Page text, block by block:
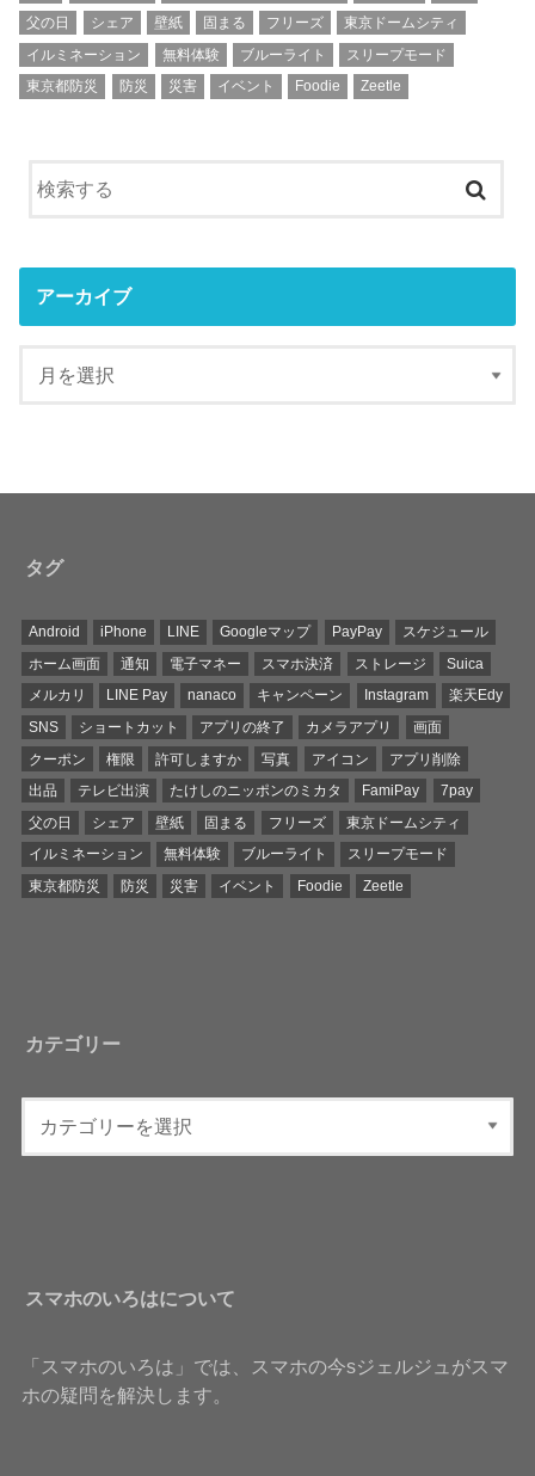
父の日
シェア 壁紙 固まる フリーズ
東京ドームシティ
イルミネーション
無料体験 ブルーライト
スリープモード
東京都防災
防災 災害 イベント Foodie Zeetle
アーカイブ
タグ
Android iPhone LINE Googleマップ PayPay
スケジュール
ホーム画面
通知 電子マネー スマホ決済 ストレージ
Suica
メルカリ
LINE Pay nanaco キャンペーン Instagram
楽天Edy
SNS
ショートカット アプリの終了 カメラアプリ
画面
クーポン
権限 許可しますか 写真 アイコン
アプリ削除
出品
テレビ出演 たけしのニッポンのミカタ FamiPay
7pay
父の日
シェア 壁紙 固まる フリーズ
東京ドームシティ
イルミネーション
無料体験 ブルーライト
スリープモード
東京都防災
防災 災害 イベント Foodie Zeetle
カテゴリー
スマホのいろはについて
「スマホのいろは」では、スマホの今sジェルジュがスマ
ホの疑問を解決します。